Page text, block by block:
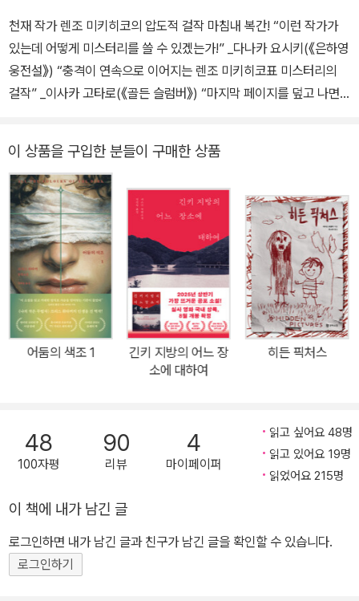
천재 작가 렌조 미키히코의 압도적 걸작 마침내 복간! “이런 작가가
있는데 어떻게 미스터리를 쓸 수 있겠는가!” _다나카 요시키(《은하영
웅전설》) “충격이 연속으로 이어지는 렌조 미키히코표 미스터리의
걸작” _이사카 고타로(《골든 슬럼버》) “마지막 페이지를 덮고 나면
윤옥 “저 아이를 죽여 주세요” 눈부시게 아찔하고 숨 막히게 매혹적
인 치정 미스터리 독자와 평단은 물론 동료 작가들로부터 명실공히
천재 작가로 평가받는 렌조 미키히코. 그는 발표하는 작품마다 치밀
한 서술 트릭과 허를 찌르는 반전으로 장르적 재미를 충족시키면서
도, 남녀 간의 그릇된 애정을 중심으로 한 인간 드라마를 서정미 가득
한 문체로 담아내 격조 높은 문학성까지 두루 갖춘 독창적 작품 세계
를 선보여 왔다. 렌조 미키히코의 작품 세계를 대표하는 소설로, 거듭
하는 반전을 다룬 솜씨가 백미로 꼽히는 『백광』이 모모에서 출간되었
다. 세상이 전부 녹아내릴 듯 뜨겁던 여름날. 어느 가정집 안마당에서
네 살 난 여자아이의 시체가 발견된다. 사망 추정 시간에 호텔에서 불
버지, 잠깐 집에 들렀던 이모부, 황급히 집을 뛰쳐나갔던 낯선 남자까
지…. 여아의 시체를 둘러싸고 평범한 일가족이 각자 감추어오던 충격
적인 진실을 고백하며 서로를 살인범으로 지목한다. 한 명, 한 명이 고
서, 과연 누가 진실을 말하고 누가 거짓을 말하는 걸까? 또 여자아이
를 죽인 진짜 범인은 누구일까? 평범한 일가족의 내면을 잠식한 끔찍
한 욕망에 대한 이야기 치매 증세가 있는 노인 게이조는 아들 류스케
이 상품을 구입한 분들이 구매한 상품
어둠의 색조 1
긴키 지방의 어느 장
소에 대하여
히든 픽처스
48
100자평
90
리뷰
4
마이페이퍼
읽고 싶어요 48명
읽고 있어요 19명
읽었어요 215명
이 책에 내가 남긴 글
로그인하면 내가 남긴 글과 친구가 남긴 글을 확인할 수 있습니다.
로그인하기